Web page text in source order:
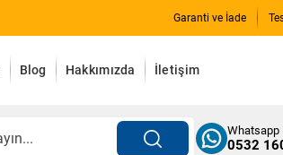
Garanti ve İade
Blog Hakkımızda İletişim
Whatsapp
0532